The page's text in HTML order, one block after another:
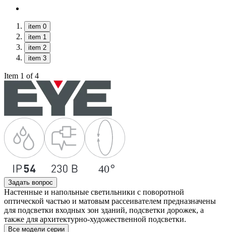
item 0
item 1
item 2
item 3
Item 1 of 4
Задать вопрос
Настенные и напольные светильники с поворотной
оптической частью и матовым рассеивателем предназначены
для подсветки входных зон зданий, подсветки дорожек, а
также для архитектурно-художественной подсветки.
Все модели серии